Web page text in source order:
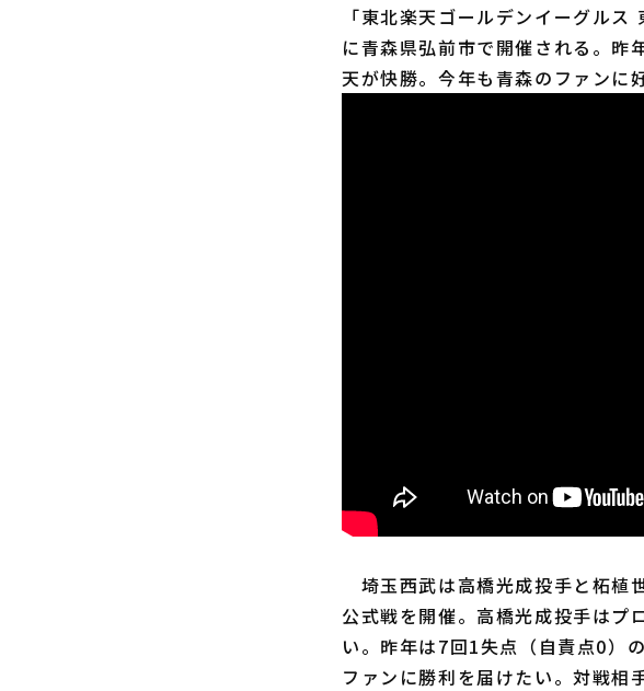
「東北楽天ゴールデンイーグル
に青森県弘前市で開催される。昨
天が快勝。今年も青森のファンに
埼玉西武は高橋光成投手と柘植
公式戦を開催。高橋光成投手はプ
い。昨年は7回1失点（自責点0）
ファンに勝利を届けたい。対戦相